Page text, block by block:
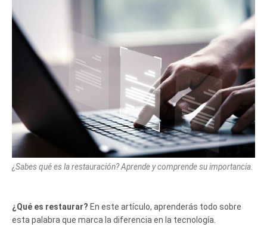
¿Sabes qué es la restauración? Aprende y comprende su importancia.
¿Qué es restaurar? En este artículo, aprenderás todo sobre
esta palabra que marca la diferencia en la tecnología.